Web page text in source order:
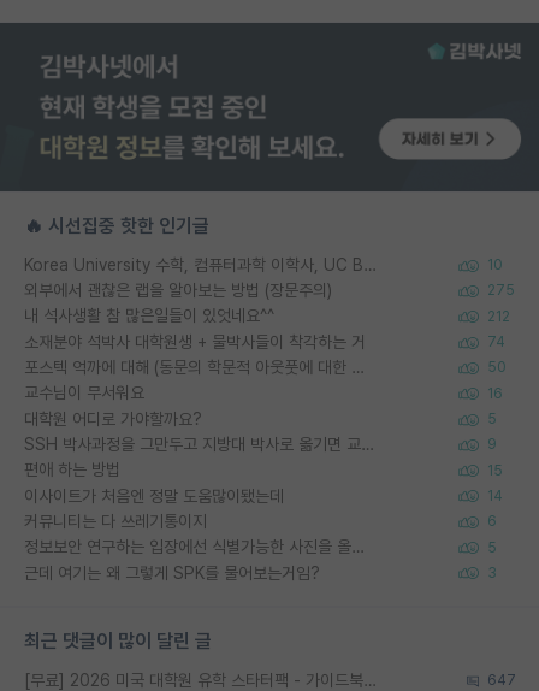
🔥 시선집중 핫한 인기글
Korea University 수학, 컴퓨터과학 이학사, UC Berkeley 산업공학 대학원 공학박사가 되는 것은 쉽지 않겠죠? 10
외부에서 괜찮은 랩을 알아보는 방법 (장문주의) 275
내 석사생활 참 많은일들이 있엇네요^^ 212
소재분야 석박사 대학원생 + 물박사들이 착각하는 거 74
포스텍 억까에 대해 (동문의 학문적 아웃풋에 대한 반박) 50
교수님이 무서워요 16
대학원 어디로 가야할까요? 5
SSH 박사과정을 그만두고 지방대 박사로 옮기면 교수의 꿈은 끝일까요? 9
편애 하는 방법 15
이사이트가 처음엔 정말 도움많이됐는데 14
커뮤니티는 다 쓰레기통이지 6
정보보안 연구하는 입장에선 식별가능한 사진을 올리는건 비추이긴함 5
근데 여기는 왜 그렇게 SPK를 물어보는거임? 3
최근 댓글이 많이 달린 글
[무료] 2026 미국 대학원 유학 스타터팩 - 가이드북 & 합격자 컨택메일 템플릿 647